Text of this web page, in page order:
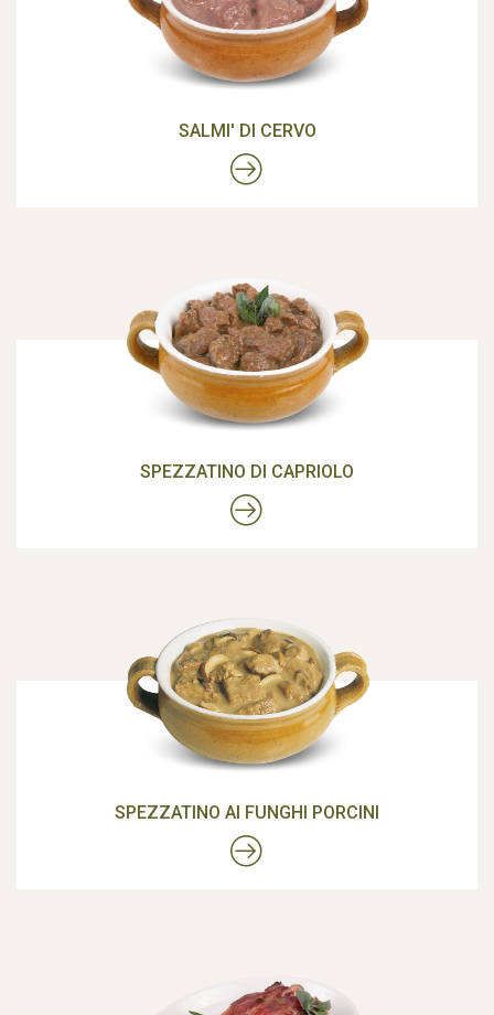
SALMI' DI CERVO
SPEZZATINO DI CAPRIOLO
SPEZZATINO AI FUNGHI PORCINI